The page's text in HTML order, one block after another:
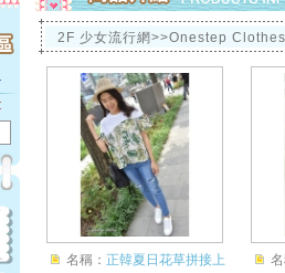
2F 少女流行網>>Onestep Clothes
名稱： 正韓夏日花草拼接上